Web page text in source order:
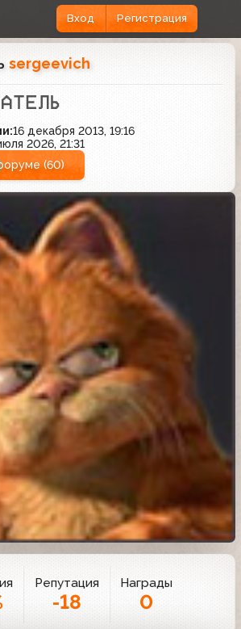
Вход Регистрация
Репутация
-18
Награды
0
sergeevich
16 декабря 2013, 19:16
2026, 21:31
(60)